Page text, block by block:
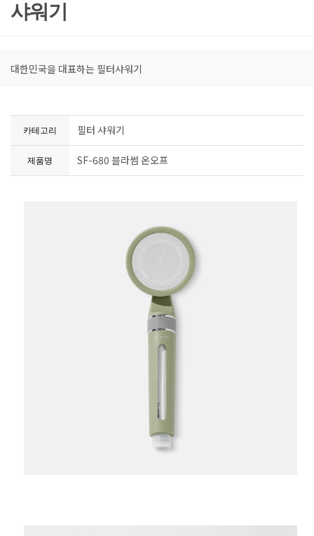
샤워기
대한민국을 대표하는 필터샤워기
카테고리 필터 샤워기
제품명 SF-680 블라썸 온오프